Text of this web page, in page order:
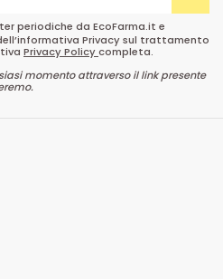
periodiche da EcoFarma.it e
Privacy sul trattamento
Privacy Policycompleta.
momento attraverso il link presente